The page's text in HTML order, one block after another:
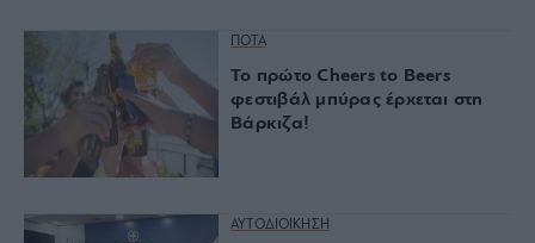
ΠΟΤΑ
Το πρώτο Cheers to Beers
φεστιβάλ μπύρας έρχεται στη
Βάρκιζα!
ΑΥΤΟΔΙΟΙΚΗΣΗ